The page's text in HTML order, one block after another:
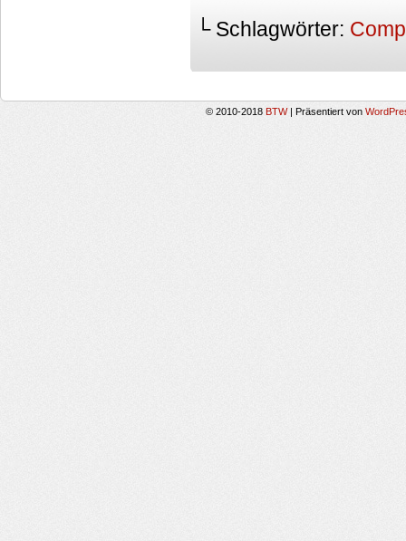
└ Schlagwörter:
© 2010-2018 BTW Präsentiert von